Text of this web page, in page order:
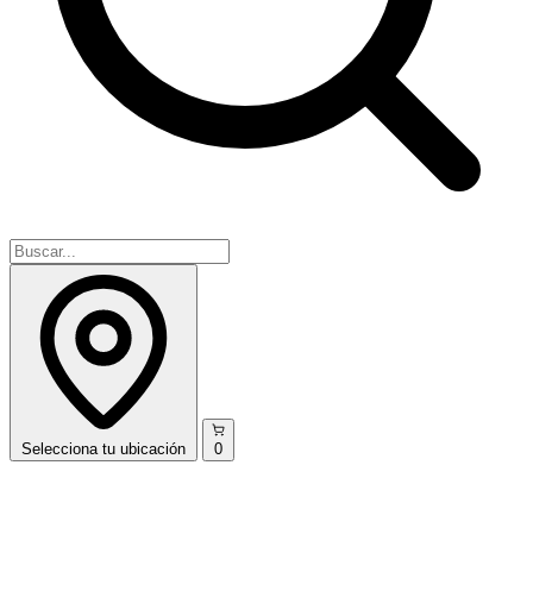
Selecciona tu ubicación 0